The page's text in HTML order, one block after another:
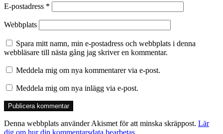
E-postadress *
Webbplats
Spara mitt namn, min e-postadress och webbplats i denna
webbläsare till nästa gång jag skriver en kommentar.
Meddela mig om nya kommentarer via e-post.
Meddela mig om nya inlägg via e-post.
Denna webbplats använder Akismet för att minska skräppost. Lär
dig om hur din kommentarsdata bearbetas.